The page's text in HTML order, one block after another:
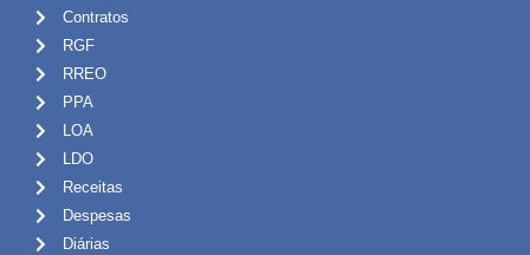
Contratos
RGF
RREO
PPA
LOA
LDO
Receitas
Despesas
Diárias